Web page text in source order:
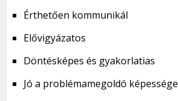
Érthetően kommunikál
Elővigyázatos
Döntésképes és gyakorlatias
Jó a problémamegoldó képessége